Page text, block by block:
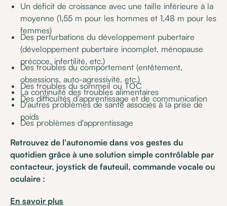
Un déficit de croissance avec une taille inférieure à la
moyenne (1,55 m pour les hommes et 1,48 m pour les
femmes)
Des perturbations du développement pubertaire
(développement pubertaire incomplet, ménopause
précoce, infertilité, etc.)
Des troubles du comportement (entêtement,
obsessions, auto-agressivité, etc.)
Des troubles du sommeil ou TOC
La continuité des troubles alimentaires
Des difficultés d’apprentissage et de communication
D'autres problèmes de santé associés à la prise de
poids
Des problèmes d'apprentissage
Retrouvez de l'autonomie dans vos gestes du
quotidien grâce à une solution simple contrôlable par
contacteur, joystick de fauteuil, commande vocale ou
oculaire :
En savoir plus